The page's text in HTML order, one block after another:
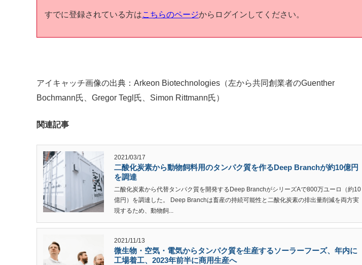
すでに登録されている方はこちらのページからログインしてください。
アイキャッチ画像の出典：Arkeon Biotechnologies（左から共同創業者のGuenther
Bochmann氏、Gregor Tegl氏、Simon Rittmann氏）
関連記事
2021/03/17
二酸化炭素から動物飼料用のタンパク質を作るDeep Branchが約10億円
を調達
二酸化炭素から代替タンパク質を開発するDeep BranchがシリーズAで800万ユーロ（約10
億円）を調達した。 Deep Branchは畜産の持続可能性と二酸化炭素の排出量削減を両方実
現するため、動物飼...
2021/11/13
微生物・空気・電気からタンパク質を生産するソーラーフーズ、年内に
工場着工、2023年前半に商用生産へ